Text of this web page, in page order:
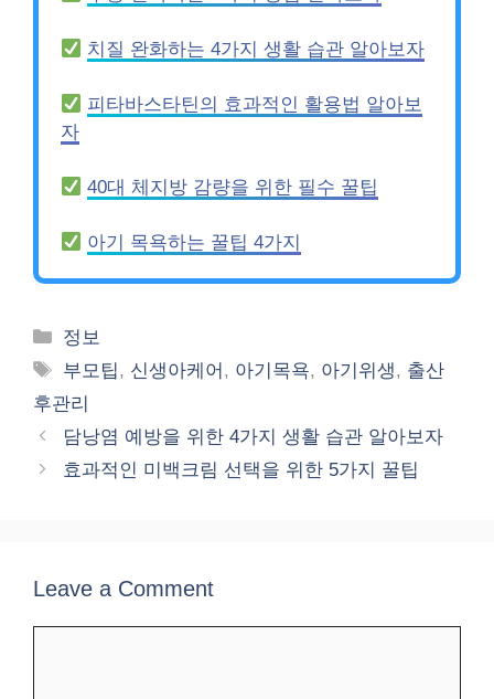
치질 완화하는 4가지 생활 습관 알아보자
피타바스타틴의 효과적인 활용법 알아보
자
40대 체지방 감량을 위한 필수 꿀팁
아기 목욕하는 꿀팁 4가지
Categories
정보
Tags
부모팁, 신생아케어 , 아기목욕, 아기위생, 출산
후관리
담낭염 예방을 위한 4가지 생활 습관 알아보자
효과적인 미백크림 선택을 위한 5가지 꿀팁
Leave a Comment